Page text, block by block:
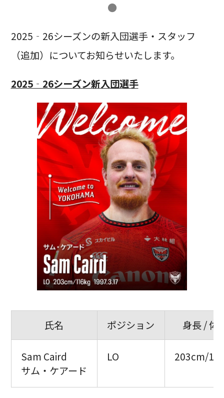
●
2025‐26シーズンの新入団選手・スタッフ
（追加）についてお知らせいたします。
2025‐26シーズン新入団選手
氏名 ポジション 身長 / 体
Sam Caird
サム・ケアード
LO 203cm/